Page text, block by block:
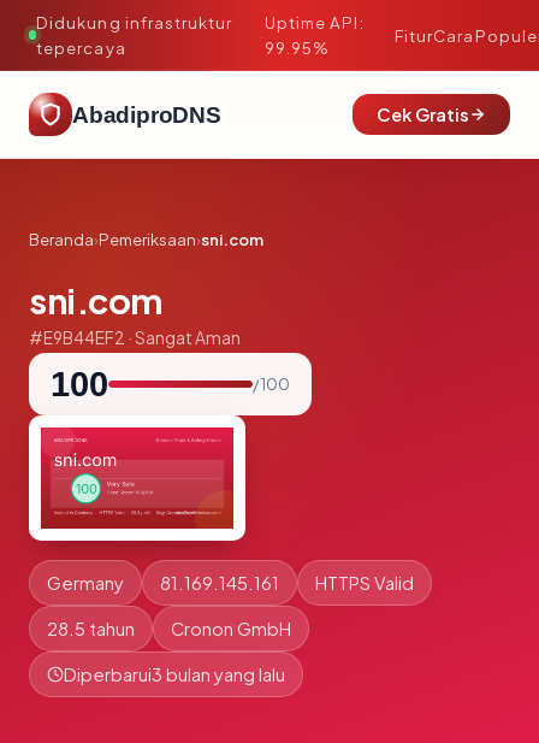
Didukung infrastruktur
tepercaya
·
Uptime API:
99.95%
FiturCara
AbadiproDNS Cek Gratis
Beranda›Pemeriksaan›sni.com
sni.com
#E9B44EF2 · Sangat Aman
100 / 100
Germany 81.169.145.161 HTTPS Valid
28.5 tahun Cronon GmbH
Diperbarui3 bulan yang lalu